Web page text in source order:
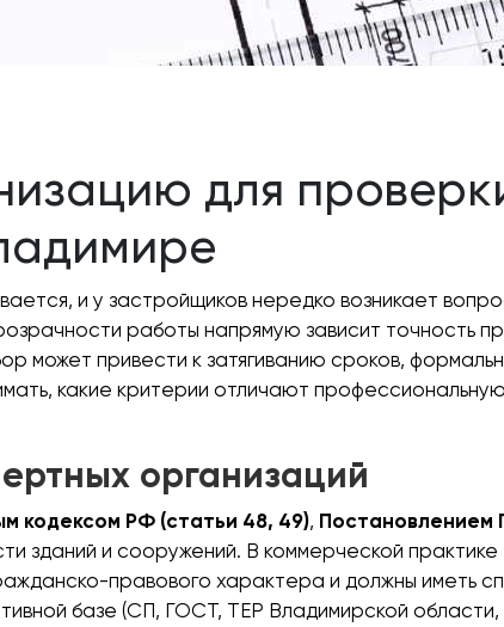
для
и у застройщиков нередко возникает
работы напрямую зависит точность
может привести к затягиванию сроков,
какие критерии отличают
организаций
кодексом РФ (статьи 48, 49), Постановлением
зданий и сооружений. В коммерческой
правового характера и должны иметь
базе (СП, ГОСТ, ТЕР Владимирской области,